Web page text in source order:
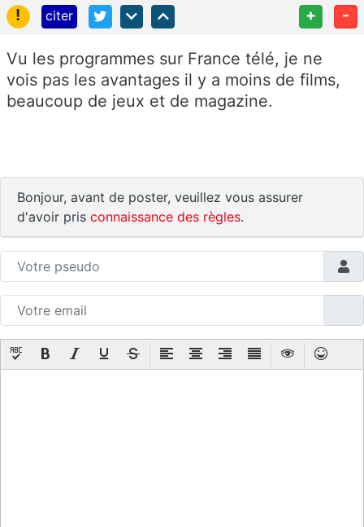
!
citer + -
Vu les programmes sur France télé, je ne
vois pas les avantages il y a moins de films,
beaucoup de jeux et de magazine.
Bonjour, avant de poster, veuillez vous assurer
d'avoir pris connaissance des règles.